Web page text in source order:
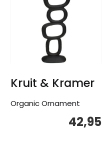
Kruit & Kramer
Organic Ornament
42,95